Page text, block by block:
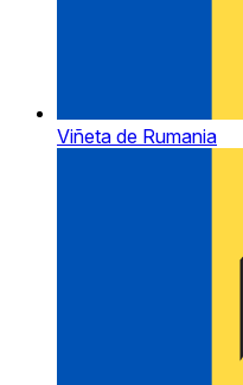
Viñeta de Rumania